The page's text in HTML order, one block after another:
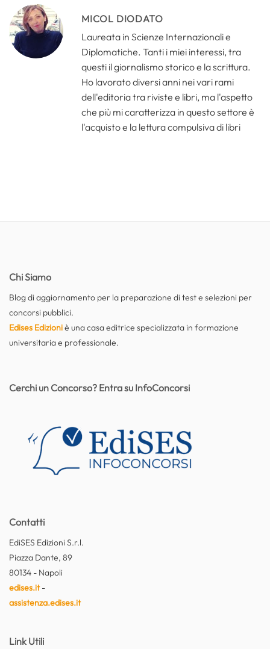
MICOL DIODATO
Laureata in Scienze Internazionali e
Diplomatiche. Tanti i miei interessi, tra
questi il giornalismo storico e la scrittura.
Ho lavorato diversi anni nei vari rami
dell'editoria tra riviste e libri, ma l'aspetto
che più mi caratterizza in questo settore è
l'acquisto e la lettura compulsiva di libri
Chi Siamo
Blog di aggiornamento per la preparazione di test e selezioni per
concorsi pubblici.
Edises Edizioniè una casa editrice specializzata in formazione
universitaria e professionale.
Contatti
EdiSES Edizioni S.r.l.
Piazza Dante, 89
80134 - Napoli
edises.it-
assistenza.edises.it
Link Utili
Cerchi un Concorso? Entra su InfoConcorsi